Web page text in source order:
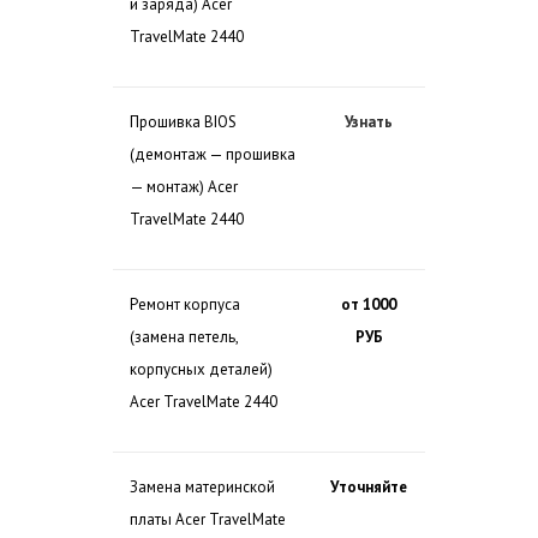
и заряда) Acer
TravelMate 2440
Прошивка BIOS
(демонтаж — прошивка
— монтаж) Acer
TravelMate 2440
Узнать
Ремонт корпуса
(замена петель,
корпусных деталей)
Acer TravelMate 2440
от 1000
РУБ
Замена материнской
платы Acer TravelMate
Уточняйте